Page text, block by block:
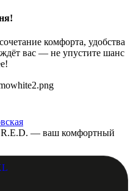
комфорта, удобства
вас — не упустите шанс
R.E.D. — ваш комфортный